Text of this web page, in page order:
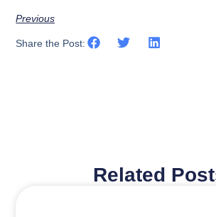
Previous
Share the Post:
Related